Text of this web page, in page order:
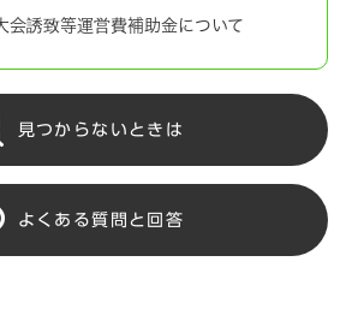
会誘致等運営費補助金について
見つからないときは
よくある質問と回答